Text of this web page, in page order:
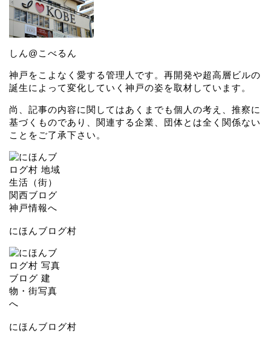
しん@こべるん
神戸をこよなく愛する管理人です。再開発や超高層ビルの
誕生によって変化していく神戸の姿を取材しています。
尚、記事の内容に関してはあくまでも個人の考え、推察に
基づくものであり、関連する企業、団体とは全く関係ない
ことをご了承下さい。
にほんブログ村
にほんブログ村